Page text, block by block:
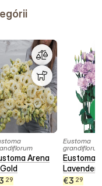
Arena
29
Eustoma
grandiflorum
Eustoma
Lavender
€3 29